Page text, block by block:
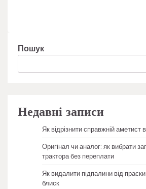
Пошук
Недавні записи
Як відрізнити справжній аметист
Оригінал чи аналог: як вибрати
трактора без переплати
Як видалити підпалини від
блиск